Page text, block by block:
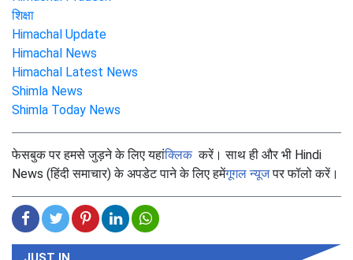
शिक्षा
Himachal Update
Himachal News
Himachal Latest News
Shimla News
Shimla Today News
फेसबुक पर हमसे जुड़ने के लिए यहांक्लिककरें। साथ ही और भी Hindi
News (हिंदी समाचार) के अपडेट पाने के लिए हमेंगूगल न्यूजपर फॉलो करें।